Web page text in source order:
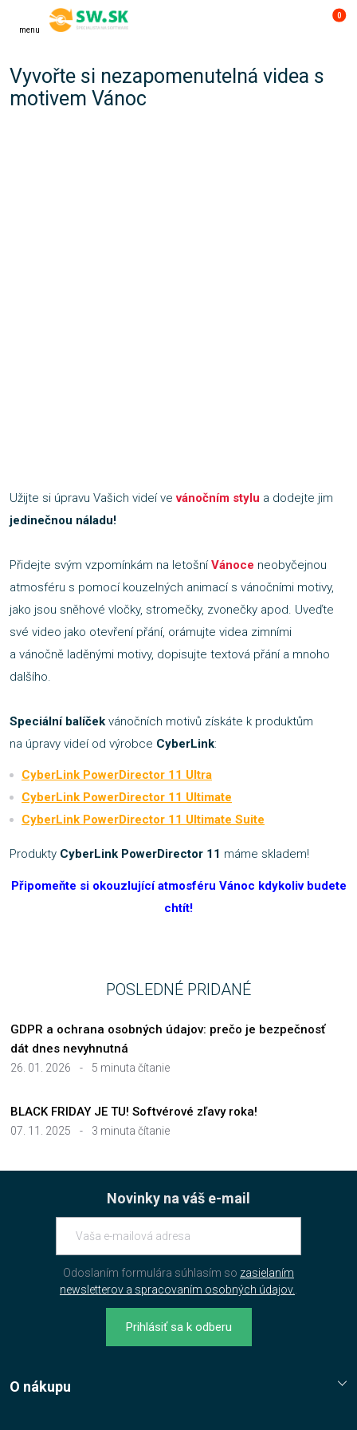
menu
0
Vyvořte si nezapomenutelná videa s
motivem Vánoc
Užijte si úpravu Vašich videí vevánočním stylu a dodejte jim
jedinečnou náladu!
Přidejte svým vzpomínkám na letošníVánoce neobyčejnou
atmosféru s pomocí kouzelných animací s vánočními motivy,
jako jsou sněhové vločky, stromečky, zvonečky apod. Uveďte
své video jako otevření přání, orámujte videa zimními
a vánočně laděnými motivy, dopisujte textová přání a mnoho
dalšího.
Speciální balíček vánočních motivů získáte k produktům
na úpravy videí od výrobce CyberLink:
CyberLink PowerDirector 11 Ultra
CyberLink PowerDirector 11 Ultimate
CyberLink PowerDirector 11 Ultimate Suite
Produkty CyberLink PowerDirector 11 máme skladem!
Připomeňte si okouzlující atmosféru Vánoc kdykoliv budete
chtít!
POSLEDNÉ PRIDANÉ
26. 01. 2026 - 5 minuta čítanie
GDPR a ochrana osobných údajov: prečo je bezpečnosť
dát dnes nevyhnutná
07. 11. 2025 - 3 minuta čítanie
BLACK FRIDAY JE TU! Softvérové zľavy roka!
Novinky na váš e-mail
Odoslaním formulára súhlasím so zasielaním
newsletterov a spracovaním osobných údajov.
Prihlásiť sa k odberu
O nákupu